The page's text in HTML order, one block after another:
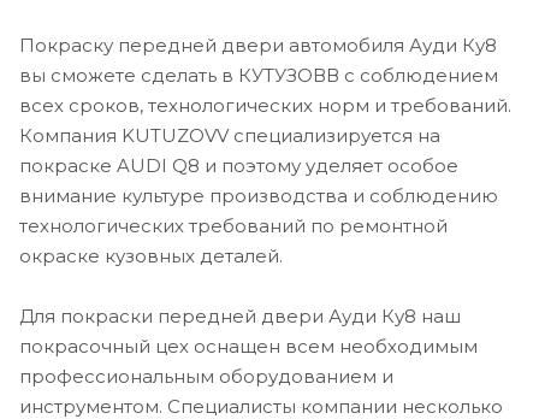
Покраску передней двери автомобиля Ауди Ку8
вы сможете сделать в КУТУЗОВВ с соблюдением
всех сроков, технологических норм и требований.
Компания KUTUZOVV специализируется на
покраске AUDI Q8 и поэтому уделяет особое
внимание культуре производства и соблюдению
технологических требований по ремонтной
окраске кузовных деталей.
Для покраски передней двери Ауди Ку8 наш
покрасочный цех оснащен всем необходимым
профессиональным оборудованием и
инструментом. Специалисты компании несколько